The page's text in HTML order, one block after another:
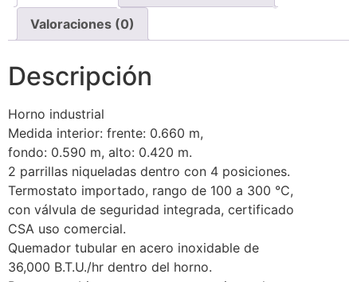
Valoraciones (0)
Descripción
Horno industrial
Medida interior: frente: 0.660 m,
fondo: 0.590 m, alto: 0.420 m.
2 parrillas niqueladas dentro con 4 posiciones.
Termostato importado, rango de 100 a 300 °C,
con válvula de seguridad integrada, certificado
CSA uso comercial.
Quemador tubular en acero inoxidable de
36,000 B.T.U./hr dentro del horno.